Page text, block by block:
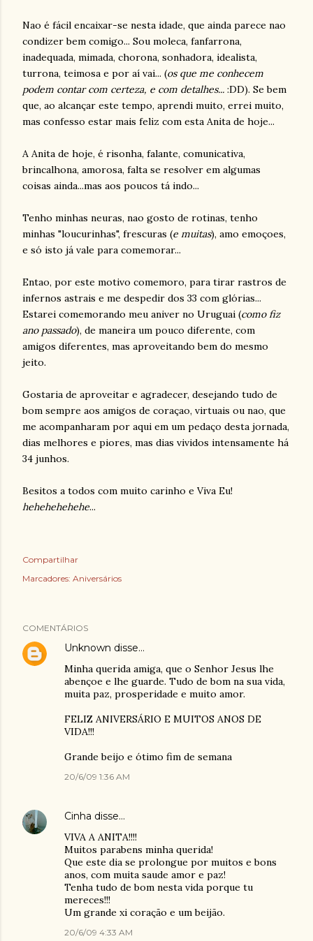
Nao é fácil encaixar-se nesta idade, que ainda parece nao
condizer bem comigo... Sou moleca, fanfarrona,
inadequada, mimada, chorona, sonhadora, idealista,
turrona, teimosa e por aí vai... (os que me conhecem
podem contar com certeza, e com detalhes... :DD). Se bem
que, ao alcançar este tempo, aprendi muito, errei muito,
mas confesso estar mais feliz com esta Anita de hoje...
A Anita de hoje, é risonha, falante, comunicativa,
brincalhona, amorosa, falta se resolver em algumas
coisas ainda...mas aos poucos tá indo...
Tenho minhas neuras, nao gosto de rotinas, tenho
minhas "loucurinhas", frescuras (e muitas), amo emoçoes,
e só isto já vale para comemorar...
Entao, por este motivo comemoro, para tirar rastros de
infernos astrais e me despedir dos 33 com glórias...
Estarei comemorando meu aniver no Uruguai (como fiz
ano passado), de maneira um pouco diferente, com
amigos diferentes, mas aproveitando bem do mesmo
jeito.
Gostaria de aproveitar e agradecer, desejando tudo de
bom sempre aos amigos de coraçao, virtuais ou nao, que
me acompanharam por aqui em um pedaço desta jornada,
dias melhores e piores, mas dias vividos intensamente há
34 junhos.
Besitos a todos com muito carinho e Viva Eu!
hehehehehehe...
Compartilhar
Marcadores: Aniversários
COMENTÁRIOS
Unknown disse…
Minha querida amiga, que o Senhor Jesus lhe
abençoe e lhe guarde. Tudo de bom na sua vida,
muita paz, prosperidade e muito amor.
FELIZ ANIVERSÁRIO E MUITOS ANOS DE
VIDA!!!
Grande beijo e ótimo fim de semana
20/6/09 1:36 AM
Cinha disse…
VIVA A ANITA!!!!
Muitos parabens minha querida!
Que este dia se prolongue por muitos e bons
anos, com muita saude amor e paz!
Tenha tudo de bom nesta vida porque tu
mereces!!!
Um grande xi coração e um beijão.
20/6/09 4:33 AM